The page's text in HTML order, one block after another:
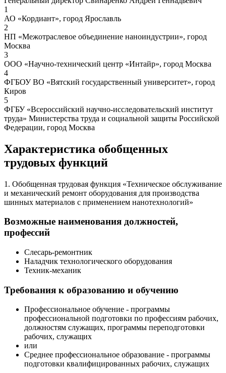
1
АО «Кордиант», город Ярославль
2
НП «Межотраслевое объединение наноиндустрии», город
Москва
3
ООО «Научно-технический центр «Интайр», город Москва
4
ФГБОУ ВО «Вятский государственный университет», город
Киров
5
ФГБУ «Всероссийский научно-исследовательский институт
труда» Министерства труда и социальной защиты Российской
Федерации, город Москва
Характеристика обобщенных
трудовых функций
1. Обобщенная трудовая функция «Техническое обслуживание
и механический ремонт оборудования для производства
шинных материалов с применением нанотехнологий»
Возможные наименования должностей,
профессий
Слесарь-ремонтник
Наладчик технологического оборудования
Техник-механик
Требования к образованию и обучению
Профессиональное обучение - программы
профессиональной подготовки по профессиям рабочих,
должностям служащих, программы переподготовки
рабочих, служащих
или
Среднее профессиональное образование - программы
подготовки квалифицированных рабочих, служащих